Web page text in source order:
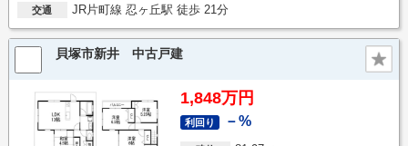
交通 JR片町線 忍ヶ丘駅 徒歩 21分
貝塚市新井 中古戸建
1,848万円
利回り －%